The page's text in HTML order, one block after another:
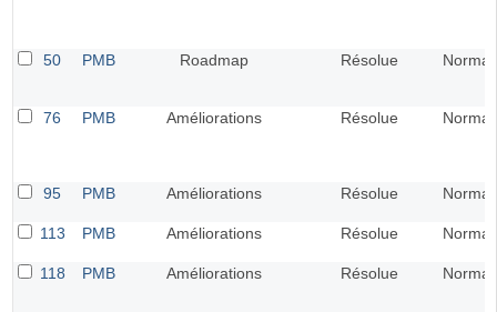
50 PMB Roadmap Résolue Normal
76 PMB Améliorations Résolue Normal
95 PMB Améliorations Résolue Normal
113 PMB Améliorations Résolue Normal
118 PMB Améliorations Résolue Normal